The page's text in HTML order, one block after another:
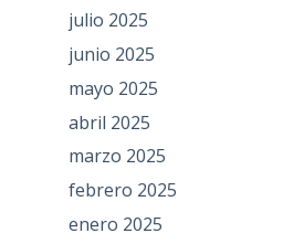
julio 2025
junio 2025
mayo 2025
abril 2025
marzo 2025
febrero 2025
enero 2025